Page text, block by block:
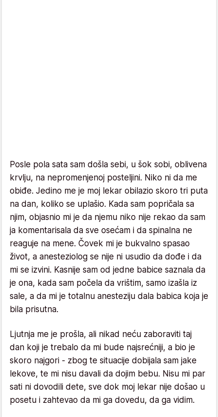
Posle pola sata sam došla sebi, u šok sobi, oblivena
krvlju, na nepromenjenoj posteljini. Niko ni da me
obiđe. Jedino me je moj lekar obilazio skoro tri puta
na dan, koliko se uplašio. Kada sam popričala sa
njim, objasnio mi je da njemu niko nije rekao da sam
ja komentarisala da sve osećam i da spinalna ne
reaguje na mene. Čovek mi je bukvalno spasao
život, a anesteziolog se nije ni usudio da dođe i da
mi se izvini. Kasnije sam od jedne babice saznala da
je ona, kada sam počela da vrištim, samo izašla iz
sale, a da mi je totalnu anesteziju dala babica koja je
bila prisutna.
Ljutnja me je prošla, ali nikad neću zaboraviti taj
dan koji je trebalo da mi bude najsrećniji, a bio je
skoro najgori - zbog te situacije dobijala sam jake
lekove, te mi nisu davali da dojim bebu. Nisu mi par
sati ni dovodili dete, sve dok moj lekar nije došao u
posetu i zahtevao da mi ga dovedu, da ga vidim.